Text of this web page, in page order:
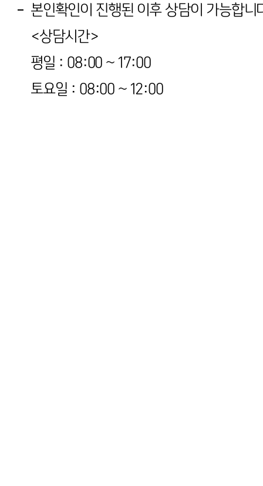
본인확인이 진행된 이후 상담이 가능합니
<상담시간>
평일 : 08:00 ~ 17:00
토요일 : 08:00 ~ 12:00